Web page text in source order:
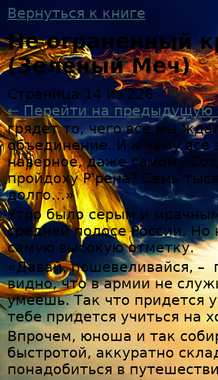
Вернуться к книге
Не ограненный
(Зеленый Меч)
Страница 14 из 226
← Перейти на предыдущую
грядет то, чего все мы
объединение. И к чему все
наверное, даже самому
пройдоху Р'рена? Семь
долго…»
Утро было серым и
средней полосе России.
самую высокую отметку.
«Давай, пошевеливайся, –
видно, что в армии не
умеешь. Так что придется
тебе придется учиться на
Впрочем, юноша и так
быстротой, аккуратно
понадобиться в